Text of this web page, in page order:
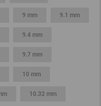
9 mm 9.1 mm
9.4 mm
9.7 mm
10 mm
10.32 mm